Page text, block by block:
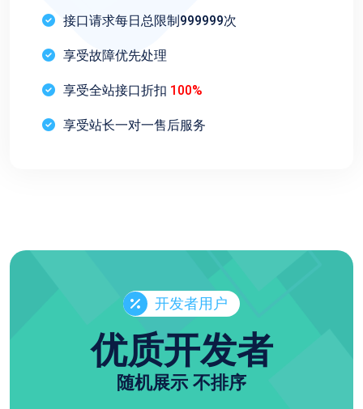
接口请求每日总限制999999次
享受故障优先处理
享受全站接口折扣 100%
享受站长一对一售后服务
开发者用户
优质开发者
随机展示 不排序